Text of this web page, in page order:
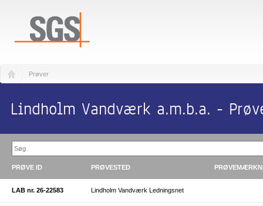
Prøver
Lindholm Vandværk a.m.b.a. -
PRØVE ID PRØVESTED
LAB nr. 26-22583 Lindholm Vandværk Ledningsnet